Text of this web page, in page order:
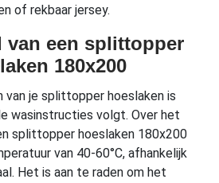
of rekbaar jersey.
van een splittopper
180x200
van je splittopper hoeslaken is
wasinstructies volgt. Over het
splittopper hoeslaken 180x200
van 40-60°C, afhankelijk
Het is aan te raden om het